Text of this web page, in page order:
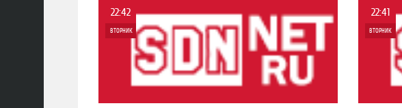
22:42
ВТОРНИК
22:41
ВТОРНИК